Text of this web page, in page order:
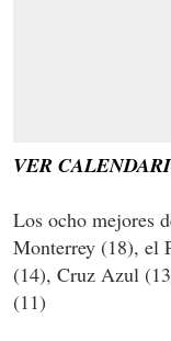
VER
Los ocho mejores
Monterrey (18), el
(14), Cruz Azul
(11)